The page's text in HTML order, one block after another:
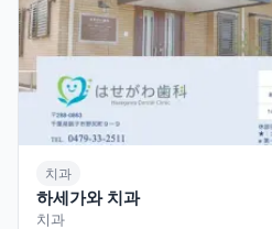
치과
하세가와 치과
치과